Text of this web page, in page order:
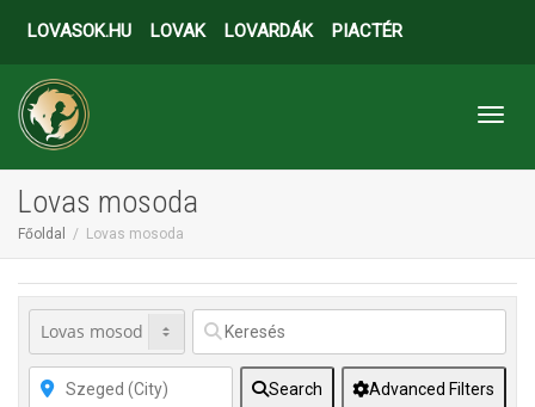
LOVASOK.HU LOVAK LOVARDÁK PIACTÉR
Lovas mosoda
Főoldal Lovas mosoda
Search Advanced Filters